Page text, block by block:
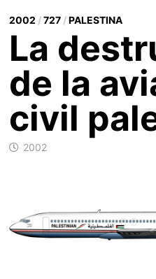
2002 /727/PALESTINA
La
de la
civil
2002